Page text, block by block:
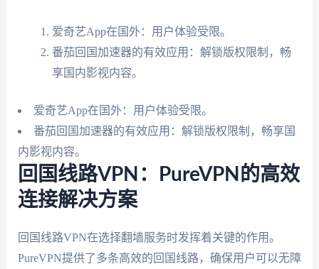
爱奇艺App在国外：用户体验受限。
番茄回国加速器的有效应用：解锁版权限制，畅
享国内影视内容。
爱奇艺App在国外：用户体验受限。
番茄回国加速器的有效应用：解锁版权限制，畅享国
内影视内容。
回国线路VPN：PureVPN的高效
连接解决方案
回国线路VPN在选择翻墙服务时发挥着关键的作用。
PureVPN提供了多条高效的回国线路，确保用户可以无障